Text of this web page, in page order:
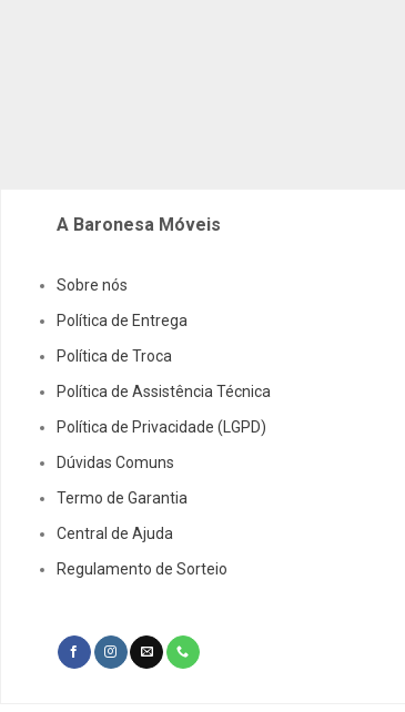
A Baronesa Móveis
Sobre nós
Política de Entrega
Política de Troca
Política de Assistência Técnica
Política de Privacidade (LGPD)
Dúvidas Comuns
Termo de Garantia
Central de Ajuda
Regulamento de Sorteio